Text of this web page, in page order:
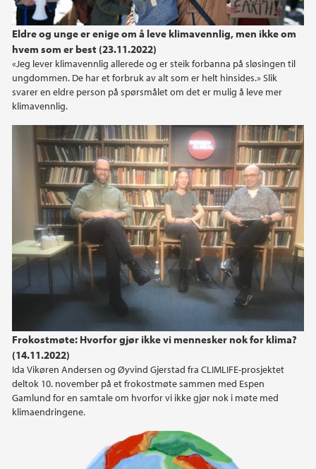
Eldre og unge er enige om å leve klima­vennlig, men ikke om
hvem som er best (23.11.2022)
«Jeg lever klimavennlig allerede og er steik forbanna på sløsingen til
ungdommen. De har et forbruk av alt som er helt hinsides.» Slik
svarer en eldre person på spørsmålet om det er mulig å leve mer
klimavennlig.
Frokostmøte: Hvorfor gjør ikke vi mennesker nok for klima?
(14.11.2022)
Ida Vikøren Andersen og Øyvind Gjerstad fra CLIMLIFE-prosjektet
deltok 10. november på et frokostmøte sammen med Espen
Gamlund for en samtale om hvorfor vi ikke gjør nok i møte med
klimaendringene.
2021
2020
2019
2016
2014